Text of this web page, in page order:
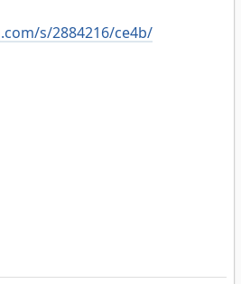
s/2884216/ce4b/